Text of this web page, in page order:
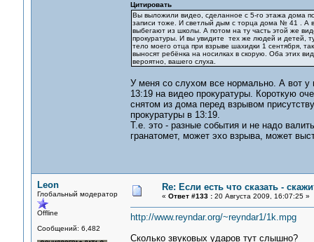
Цитировать
Вы выложили видео, сделанное с 5-го этажа дома
записи тоже. И светлый дым с торца дома № 41 . А
выбегают из школы. А потом на ту часть этой же
прокуратуры. И вы увидите тех же людей и детей,
тело моего отца при взрыве шахидки 1 сентября,
выносят ребёнка на носилках в скорую. Оба этих
вероятно, вашего слуха.
У меня со слухом все нормально. А вот у
13:19 на видео прокуратуры. Короткую
снятом из дома перед взрывом
прокуратуры в 13:19.
Т.е. это - разные события и не надо
гранатомет, может эхо взрыва, может
Leon
Глобальный модератор
Offline
Сообщений: 6,482
Re: Если есть что сказать -
« Ответ #133 :20 Августа 2009, 16:07:25 »
http://www.reyndar.org/~reyndar1/1k.mpg
Сколько звуковых ударов тут слышно?